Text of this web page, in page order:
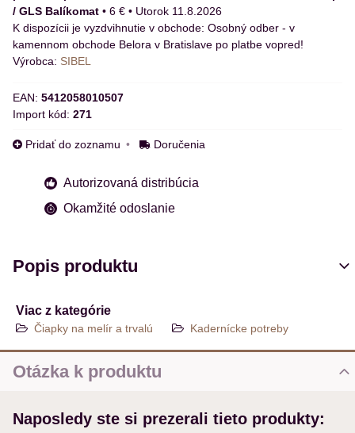
/ GLS Balíkomat • 6 € • Utorok 11.8.2026
Osobný odber - v
kamennom obchode Belora v Bratislave po platbe vopred!
Výrobca: SIBEL
EAN: 5412058010507
Import kód: 271
Pridať do zoznamu Doručenia
Autorizovaná distribúcia
Okamžité odoslanie
Popis produktu
Viac z kategórie
Čiapky na melír a trvalú Kadernícke potreby
Otázka k produktu
MENO
Naposledy ste si prezerali tieto produkty: